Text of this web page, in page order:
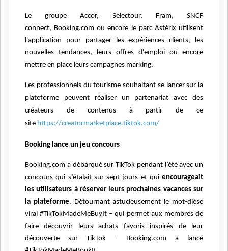
Le groupe Accor, Selectour, Fram, SNCF
connect, Booking.com ou encore le parc Astérix utilisent
l'application pour partager les expériences clients, les
nouvelles tendances, leurs offres d'emploi ou encore
mettre en place leurs campagnes marking.
Les professionnels du tourisme souhaitant se lancer sur la
plateforme peuvent réaliser un partenariat avec des
créateurs de contenus à partir de ce
site https://creatormarketplace.tiktok.com/
Booking lance un jeu concours
Booking.com a débarquésur TikTok pendant l’été avec un
concours qui s’étalait sur sept jours et quiencourageait
les utilisateurs à réserver leurs prochaines vacances sur
la plateforme. Détournant astucieusement le mot-dièse
viral #TikTokMadeMeBuyIt – qui permet aux membres de
faire découvrir leurs achats favoris inspirés de leur
découverte sur TikTok – Booking.com a lancé